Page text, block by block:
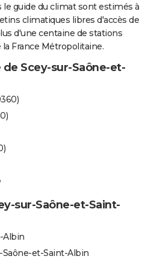
guide du climat sont estimés à
climatiques libres d'accès de
d'une centaine de stations
France Métropolitaine.
Scey-sur-Saône-et-
sur-Saône-et-Saint-
Albin
Saône-et-Saint-Albin